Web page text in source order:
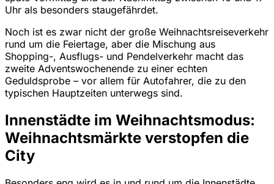
Uhr als besonders staugefährdet.
Noch ist es zwar nicht der große Weihnachtsreiseverkehr
rund um die Feiertage, aber die Mischung aus
Shopping-, Ausflugs- und Pendelverkehr macht das
zweite Adventswochenende zu einer echten
Geduldsprobe – vor allem für Autofahrer, die zu den
typischen Hauptzeiten unterwegs sind.
Innenstädte im Weihnachtsmodus:
Weihnachtsmärkte verstopfen die
City